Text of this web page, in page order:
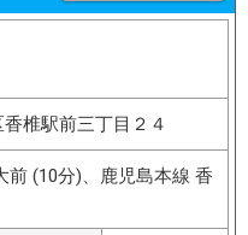
椎駅前三丁目２４
前 (10分)、鹿児島本線 香